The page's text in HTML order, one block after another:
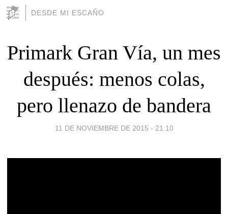
DESDE MI ESCAÑO
Primark Gran Vía, un mes
después: menos colas,
pero llenazo de bandera
11 DE NOVIEMBRE DE 2015 - 21:10